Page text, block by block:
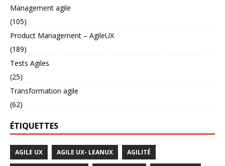
Management agile
(105)
Product Management – AgileUX
(189)
Tests Agiles
(25)
Transformation agile
(62)
ÉTIQUETTES
AGILE UX AGILE UX- LEANUX AGILITÉ